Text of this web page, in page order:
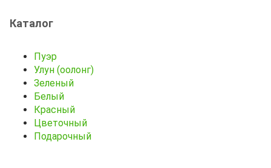
Каталог
Пуэр
Улун (оолонг)
Зеленый
Белый
Красный
Цветочный
Подарочный